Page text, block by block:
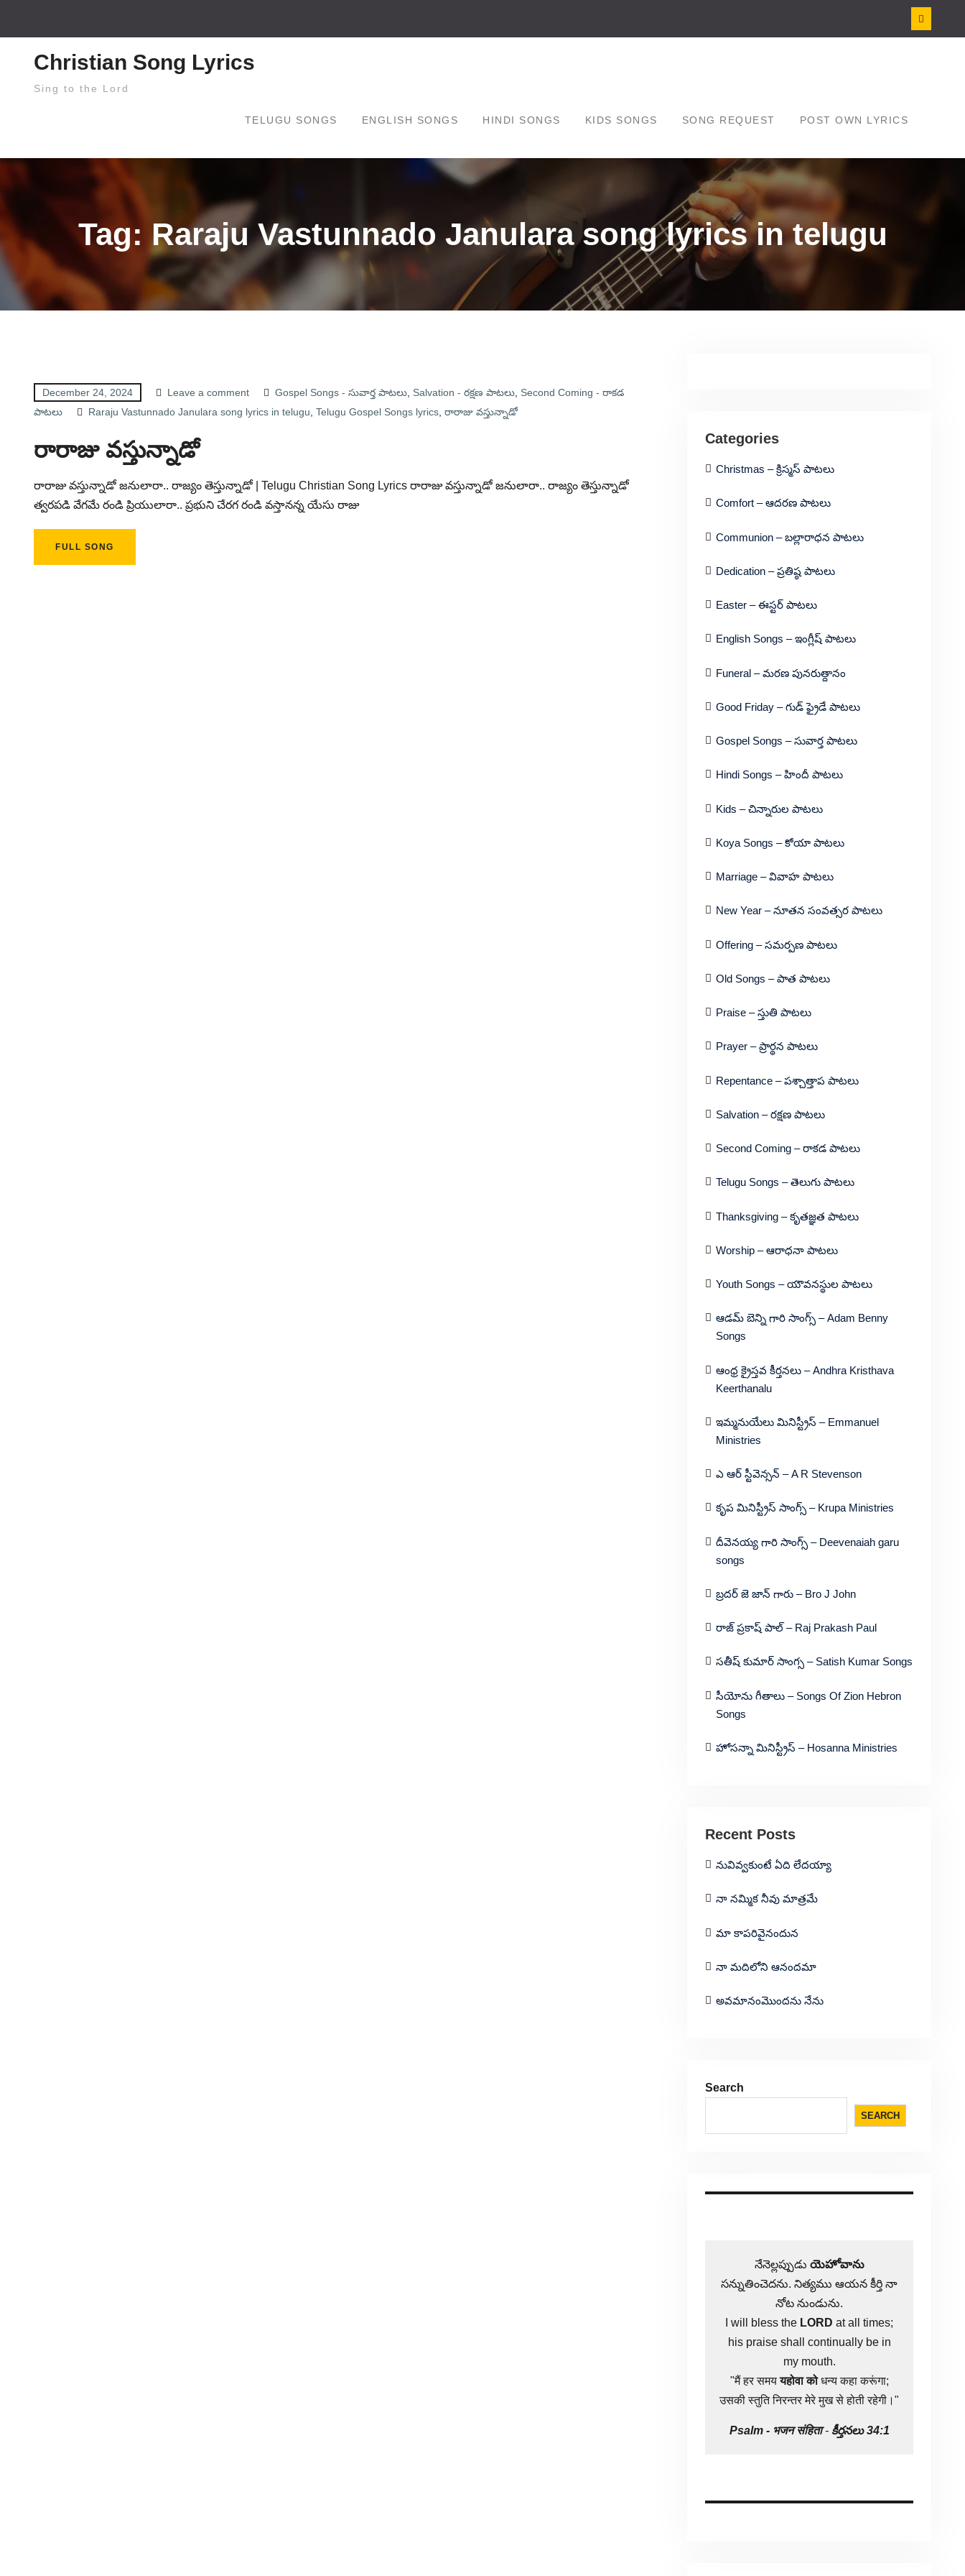
Christian Song Lyrics
Sing to the Lord
TELUGU SONGS ENGLISH SONGS HINDI SONGS KIDS SONGS SONG REQUEST POST OWN LYRICS
Tag: Raraju Vastunnado Janulara song lyrics in telugu
December 24, 2024 Leave a comment Gospel Songs - సువార్త పాటలు Salvation - రక్షణ పాటలు Second Coming - రాకడ
పాటలు
Raraju Vastunnado Janulara song lyrics in telugu Telugu Gospel Songs lyrics రారాజు వస్తున్నాడో
రారాజు వస్తున్నాడో
రారాజు వస్తున్నాడో జనులారా.. రాజ్యం తెస్తున్నాడో | Telugu Christian Song Lyrics రారాజు వస్తున్నాడో జనులారా.. రాజ్యం తెస్తున్నాడో
త్వరపడి వేగమే రండి ప్రియులారా.. ప్రభుని చేరగ రండి వస్తానన్న యేసు రాజు
FULL SONG
Categories
Christmas – క్రిస్మస్ పాటలు
Comfort – ఆదరణ పాటలు
Communion – బల్లారాధన పాటలు
Dedication – ప్రతిష్ఠ పాటలు
Easter – ఈస్టర్ పాటలు
English Songs – ఇంగ్లీష్ పాటలు
Funeral – మరణ పునరుత్దానం
Good Friday – గుడ్ ఫ్రైడే పాటలు
Gospel Songs – సువార్త పాటలు
Hindi Songs – హిందీ పాటలు
Kids – చిన్నారుల పాటలు
Koya Songs – కోయా పాటలు
Marriage – వివాహ పాటలు
New Year – నూతన సంవత్సర పాటలు
Offering – సమర్పణ పాటలు
Old Songs – పాత పాటలు
Praise – స్తుతి పాటలు
Prayer – ప్రార్థన పాటలు
Repentance – పశ్చాత్తాప పాటలు
Salvation – రక్షణ పాటలు
Second Coming – రాకడ పాటలు
Telugu Songs – తెలుగు పాటలు
Thanksgiving – కృతజ్ఞత పాటలు
Worship – ఆరాధనా పాటలు
Youth Songs – యౌవనస్థుల పాటలు
ఆడమ్ బెన్ని గారి సాంగ్స్ – Adam Benny
Songs
ఆంధ్ర క్రైస్తవ కీర్తనలు – Andhra Kristhava
Keerthanalu
ఇమ్మనుయేలు మినిస్ట్రీస్ – Emmanuel
Ministries
ఎ ఆర్ స్టీవెన్సన్ – A R Stevenson
కృప మినిస్ట్రీస్ సాంగ్స్ – Krupa Ministries
దీవెనయ్య గారి సాంగ్స్ – Deevenaiah garu
songs
బ్రదర్ జె జాన్ గారు – Bro J John
రాజ్ ప్రకాష్ పాల్ – Raj Prakash Paul
సతీష్ కుమార్ సాంగ్స – Satish Kumar Songs
సీయోను గీతాలు – Songs Of Zion Hebron
Songs
హోసన్నా మినిస్ట్రీస్ – Hosanna Ministries
Recent Posts
నువివ్వకుంటే ఏది లేదయ్యా
నా నమ్మిక నీవు మాత్రమే
మా కాపరివైనందున
నా మదిలోని ఆనందమా
అవమానంమొందను నేను
Search
SEARCH
నేనెల్లప్పుడు యెహోవాను
సన్నుతించెదను. నిత్యము ఆయన కీర్తి నా
నోట నుండును.
I will bless the LORD at all times;
his praise shall continually be in
my mouth.
"मैं हर समययहोवा कोधन्य कहा करूंगा;
उसकी स्तुति निरन्तर मेरे मुख से होती रहेगी।"
Psalm - भजन संहिता- కీర్తనలు 34:1